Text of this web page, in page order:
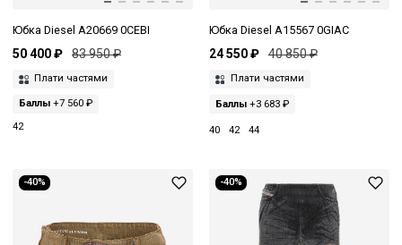
Юбка Diesel A20669 0CEBI
50 400 ₽ 83 950 ₽
Плати частями
Баллы +7 560 ₽
42
Юбка Diesel A15567 0GIAC
24 550 ₽ 40 850 ₽
Плати частями
Баллы+3 683 ₽
40 42 44
-40% -40%